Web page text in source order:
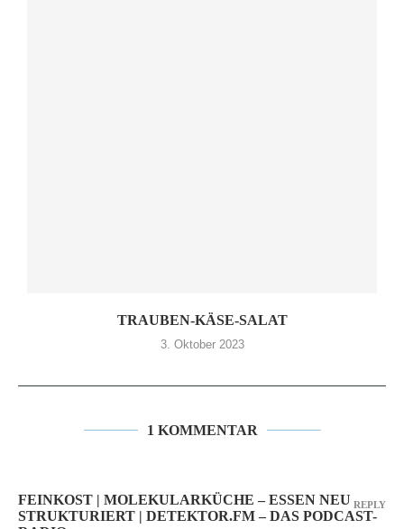
TRAUBEN-KÄSE-SALAT
3. Oktober 2023
1 KOMMENTAR
FEINKOST | MOLEKULARKÜCHE – ESSEN NEU
STRUKTURIERT | DETEKTOR.FM – DAS PODCAST-
REPLY